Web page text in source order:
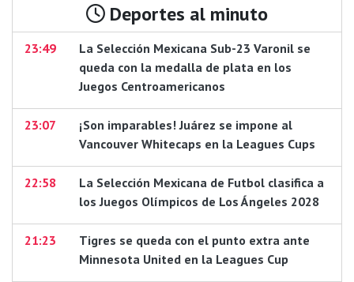
Deportes al minuto
23:49
La Selección Mexicana Sub-23 Varonil se
queda con la medalla de plata en los
Juegos Centroamericanos
23:07
¡Son imparables! Juárez se impone al
Vancouver Whitecaps en la Leagues Cups
22:58
La Selección Mexicana de Futbol clasifica a
los Juegos Olímpicos de Los Ángeles 2028
21:23
Tigres se queda con el punto extra ante
Minnesota United en la Leagues Cup